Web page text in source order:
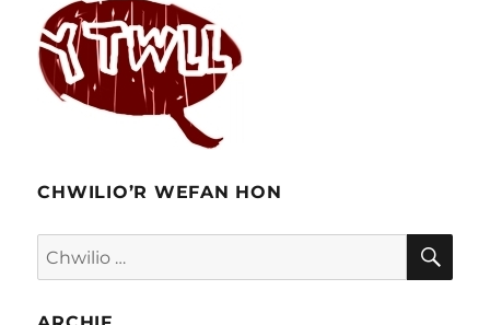
CHWILIO’R WEFAN HON
Chwilio
am: